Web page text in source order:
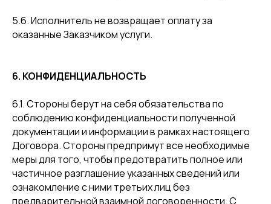
5.6. Исполнитель не возвращает оплату за
оказанные Заказчиком услуги.
6. КОНФИДЕНЦИАЛЬНОСТЬ
6.1. Стороны берут на себя обязательства по
соблюдению конфиденциальности полученной
документации и информации в рамках настоящего
Договора. Стороны предпримут все необходимые
меры для того, чтобы предотвратить полное или
частичное разглашение указанных сведений или
ознакомление с ними третьих лиц без
предварительной взаимной договоренности. С